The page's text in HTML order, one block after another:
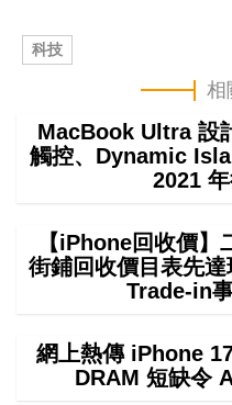
科技
相
MacBook Ultra 設
觸控、Dynamic
2021
【iPhone回收價
街鋪回收價目表先
Trade-in
網上熱傳 iPhone
DRAM 短缺令